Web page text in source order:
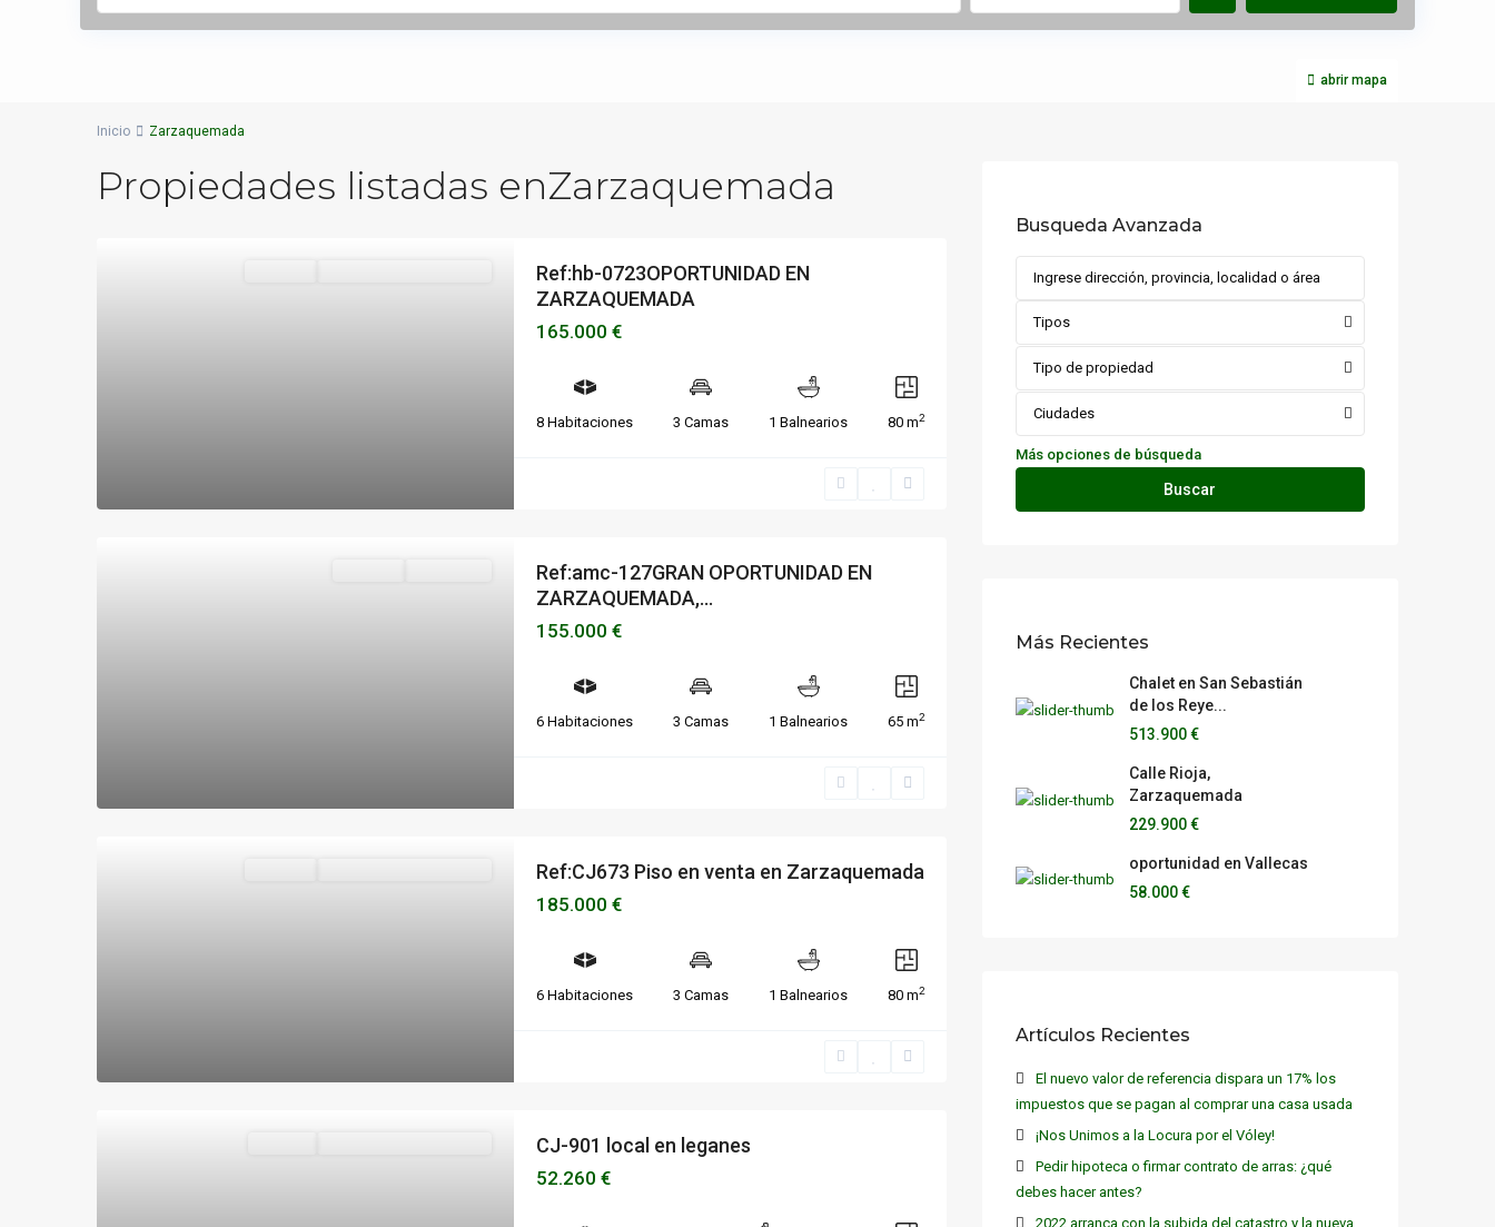
abrir mapa
Inicio Zarzaquemada
Propiedades listadas enZarzaquemada
Ref:hb-0723OPORTUNIDAD EN
ZARZAQUEMADA
165.000 €
8 Habitaciones 3 Camas 1 Balnearios 80 m2
Ref:amc-127GRAN OPORTUNIDAD EN
ZARZAQUEMADA,...
155.000 €
6 Habitaciones 3 Camas 1 Balnearios 65 m2
Ref:CJ673 Piso en venta en Zarzaquemada
185.000 €
6 Habitaciones 3 Camas 1 Balnearios 80 m2
CJ-901 local en leganes
52.260 €
Busqueda Avanzada
Tipos
Tipo de propiedad
Ciudades
Más opciones de búsqueda
Buscar
Más Recientes
Chalet en San Sebastián
de los Reye...
513.900 €
Calle Rioja,
Zarzaquemada
229.900 €
oportunidad en Vallecas
58.000 €
Artículos Recientes
El nuevo valor de referencia dispara un 17% los
impuestos que se pagan al comprar una casa usada
¡Nos Unimos a la Locura por el Vóley!
Pedir hipoteca o firmar contrato de arras: ¿qué
debes hacer antes?
2022 arranca con la subida del catastro y la nueva